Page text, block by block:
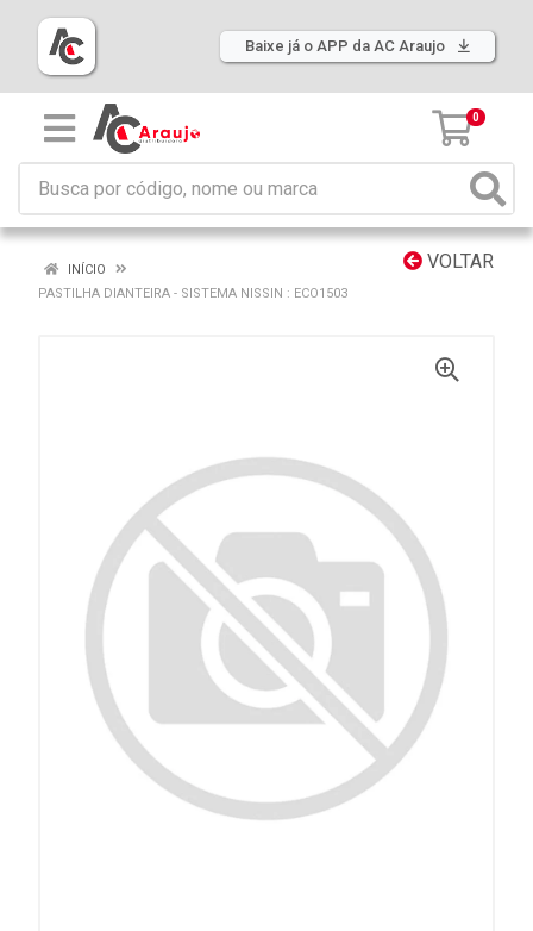
Baixe já o APP da AC Araujo
0
VOLTAR
INÍCIO
PASTILHA DIANTEIRA - SISTEMA NISSIN : ECO1503